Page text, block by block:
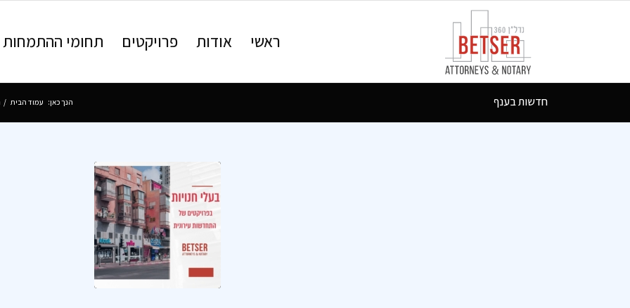
ראשי אודות פרויקטים תחומי ההתמחות
חדשות בענף הנך כאן: עמוד הבית /